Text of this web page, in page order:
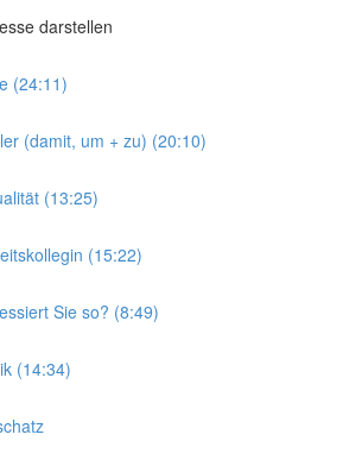
darstellen
(24:11)
(damit, um + zu) (20:10)
(13:25)
(15:22)
Sie so? (8:49)
(14:34)